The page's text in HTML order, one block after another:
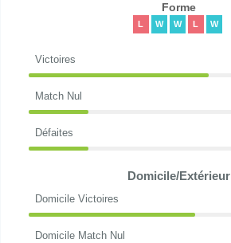
Forme
L W W L W
Victoires
Match Nul
Défaites
Domicile/Extérieur
Domicile Victoires
Domicile Match Nul